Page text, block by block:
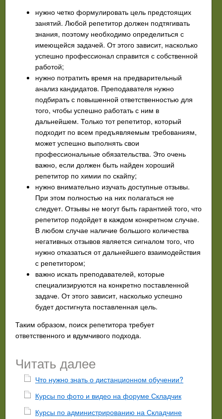
нужно четко формулировать цель предстоящих
занятий. Любой репетитор должен подтягивать
знания, поэтому необходимо определиться с
имеющейся задачей. От этого зависит, насколько
успешно профессионал справится с собственной
работой;
нужно потратить время на предварительный
анализ кандидатов. Преподавателя нужно
подбирать с повышенной ответственностью для
того, чтобы успешно работать с ним в
дальнейшем. Только тот репетитор, который
подходит по всем предъявляемым требованиям,
может успешно выполнять свои
профессиональные обязательства. Это очень
важно, если должен быть найден хороший
репетитор по химии по скайпу;
нужно внимательно изучать доступные отзывы.
При этом полностью на них полагаться не
следует. Отзывы не могут быть гарантией того, что
репетитор подойдет в каждом конкретном случае.
В любом случае наличие большого количества
негативных отзывов является сигналом того, что
нужно отказаться от дальнейшего взаимодействия
с репетитором;
важно искать преподавателей, которые
специализируются на конкретно поставленной
задаче. От этого зависит, насколько успешно
будет достигнута поставленная цель.
Таким образом, поиск репетитора требует
ответственного и вдумчивого подхода.
Читать далее
Что нужно знать о дистанционном обучении?
Курсы по фото и видео на форуме Складчик
Курсы по администрированию на Складчине